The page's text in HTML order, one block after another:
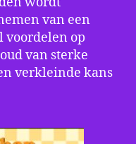
van een
voordelen op
van sterke
verkleinde kans